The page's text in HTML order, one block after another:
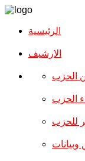
الرئيسية
الارشیف
الحزب
الحزب
للحزب
وبيانات